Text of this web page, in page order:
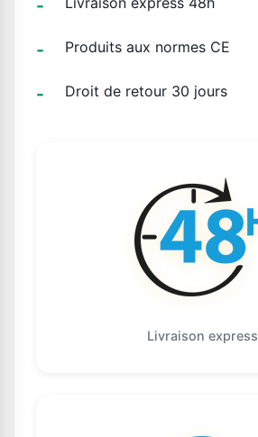
Produits aux normes CE
Droit de retour 30 jours
Livraison express